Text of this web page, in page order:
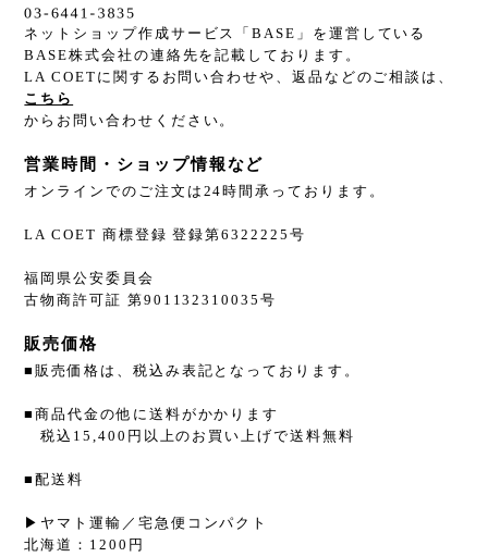
ネットショップ作成サービス「BASE」を運営している
BASE株式会社の連絡先を記載しております。
LA COETに関するお問い合わせや、返品などのご相談は、
こちら
からお問い合わせください。
営業時間・ショップ情報など
オンラインでのご注文は24時間承っております。
LA COET 商標登録 登録第6322225号
福岡県公安委員会
古物商許可証 第901132310035号
販売価格
■販売価格は、税込み表記となっております。
■商品代金の他に送料がかかります
税込15,400円以上のお買い上げで送料無料
■配送料
▶︎ヤマト運輸／宅急便コンパクト
北海道：1200円